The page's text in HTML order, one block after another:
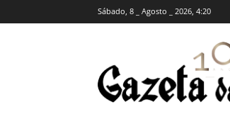
Sábado, 8 _ Agosto _ 2026, 4:20